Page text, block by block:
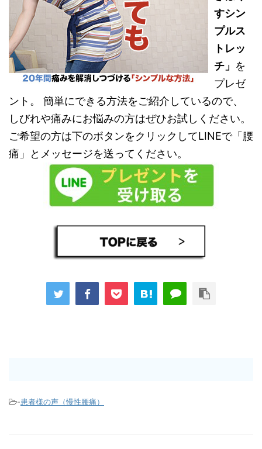
すシン
プルス
トレッ
チ」 を
プレゼ
ント。 簡単にできる方法をご紹介しているので、
しびれや痛みにお悩みの方はぜひお試しください。
ご希望の方は下のボタンをクリックしてLINEで「腰
痛」とメッセージを送ってください。
-患者様の声（慢性腰痛）